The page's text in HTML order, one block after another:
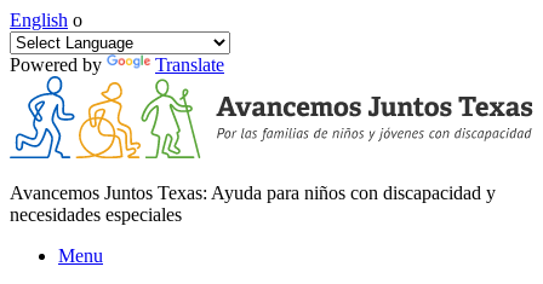
English o
Powered by Translate
Avancemos Juntos Texas: Ayuda para niños con discapacidad y
necesidades especiales
Menu